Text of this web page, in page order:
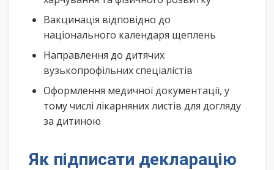
Вакцинація відповідно до
національного календаря щеплень
Направлення до дитячих
вузькопрофільних спеціалістів
Оформлення медичної документації, у
тому числі лікарняних листів для догляду
за дитиною
Як підписати декларацію